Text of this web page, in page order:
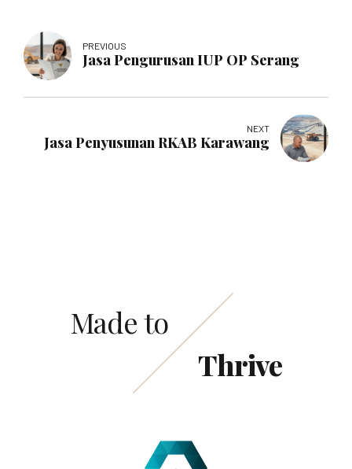
PREVIOUS
Jasa Pengurusan IUP OP Serang
NEXT
Jasa Penyusunan RKAB Karawang
Made to
Thrive